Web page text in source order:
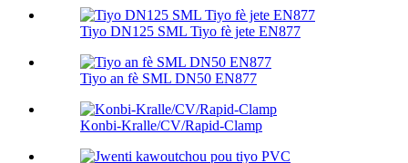
Tiyo DN125 SML Tiyo fè jete EN877
Tiyo an fè SML DN50 EN877
Konbi-Kralle/CV/Rapid-Clamp